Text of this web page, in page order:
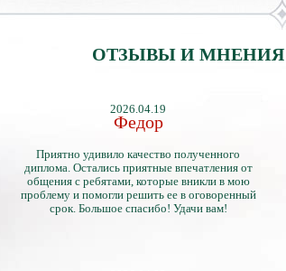
ОТЗЫВЫ И
2026.04.19
Федор
Приятно удивило качество полученного
диплома. Остались приятные впечатления от
общения с ребятами, которые вникли в мою
проблему и помогли решить ее в оговоренный
срок. Большое спасибо! Удачи вам!